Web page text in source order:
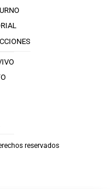
reservados